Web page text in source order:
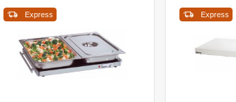
Express Express